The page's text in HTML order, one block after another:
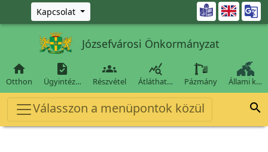
Ugrás a fő tartalomra
Kapcsolat 
Józsefvárosi Önkormányzat

Otthon

Ügyintéz…

Részvétel

Átláthat… Pázmány Állami k…
Válasszon a menüpontok közül 